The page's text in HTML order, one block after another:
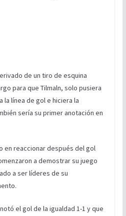
de un tiro de esquina
para que Tilmaln, solo pusiera
la línea de gol e hiciera la
sería su primer anotación en
en reaccionar después del gol
a demostrar su juego
a ser líderes de su
el gol de la igualdad 1-1 y que